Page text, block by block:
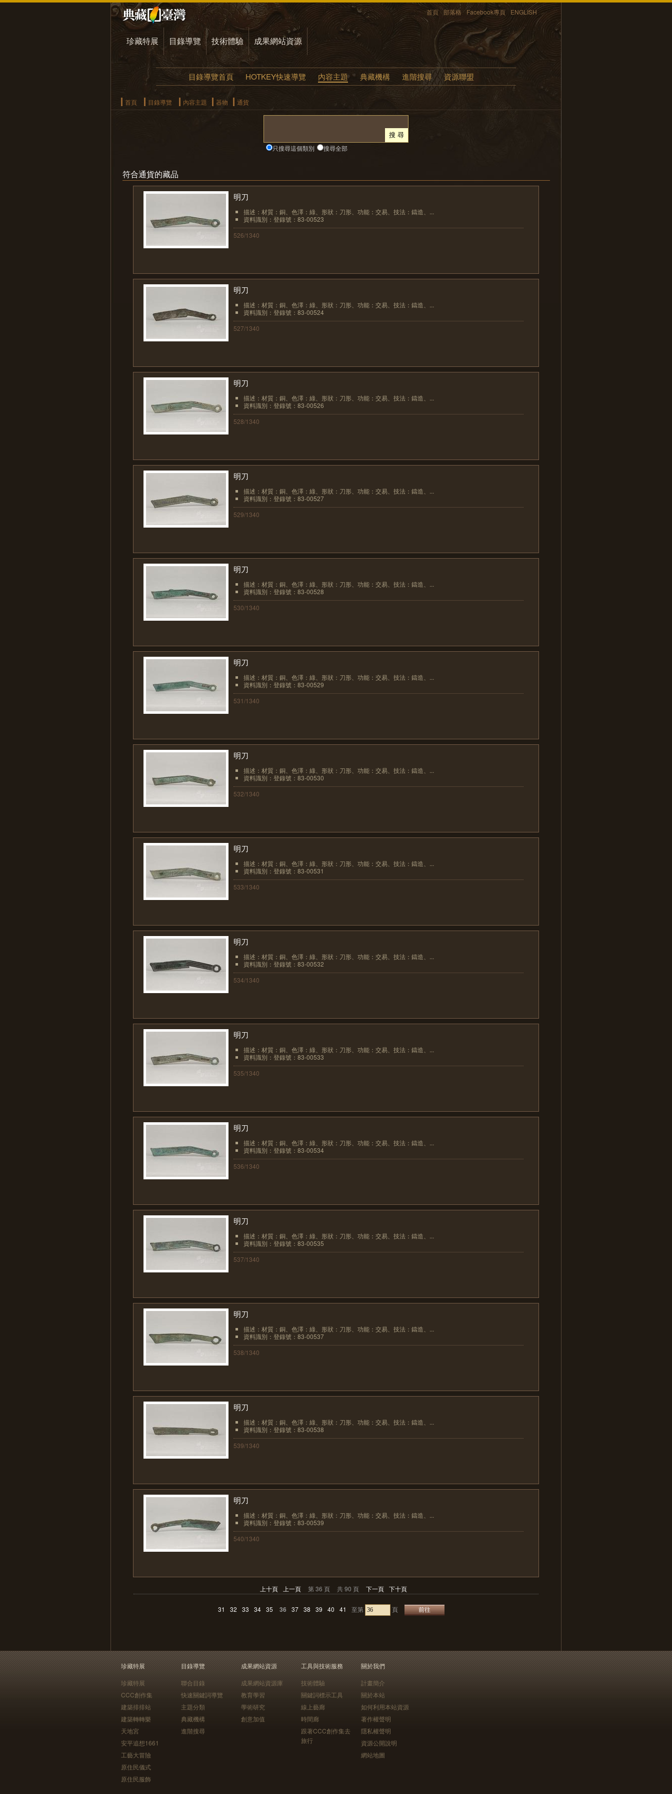
首頁 部落格 Facebook專頁 ENGLISH
珍藏特展 目錄導覽 技術體驗 成果網站資源
目錄導覽首頁 HOTKEY快速導覽 內容主題 典藏機構 進階搜尋 資源聯盟
首頁 目錄導覽 內容主題 器物 通貨
只搜尋這個類別 搜尋全部
符合通貨的藏品
明刀
描述：材質：銅、色澤：綠、形狀：刀形、功能：交易、技法：鑄造、...
資料識別：登錄號：83-00523
526/1340
明刀
描述：材質：銅、色澤：綠、形狀：刀形、功能：交易、技法：鑄造、...
資料識別：登錄號：83-00524
527/1340
明刀
描述：材質：銅、色澤：綠、形狀：刀形、功能：交易、技法：鑄造、...
資料識別：登錄號：83-00526
528/1340
明刀
描述：材質：銅、色澤：綠、形狀：刀形、功能：交易、技法：鑄造、...
資料識別：登錄號：83-00527
529/1340
明刀
描述：材質：銅、色澤：綠、形狀：刀形、功能：交易、技法：鑄造、...
資料識別：登錄號：83-00528
530/1340
明刀
描述：材質：銅、色澤：綠、形狀：刀形、功能：交易、技法：鑄造、...
資料識別：登錄號：83-00529
531/1340
明刀
描述：材質：銅、色澤：綠、形狀：刀形、功能：交易、技法：鑄造、...
資料識別：登錄號：83-00530
532/1340
明刀
描述：材質：銅、色澤：綠、形狀：刀形、功能：交易、技法：鑄造、...
資料識別：登錄號：83-00531
533/1340
明刀
描述：材質：銅、色澤：綠、形狀：刀形、功能：交易、技法：鑄造、...
資料識別：登錄號：83-00532
534/1340
明刀
描述：材質：銅、色澤：綠、形狀：刀形、功能：交易、技法：鑄造、...
資料識別：登錄號：83-00533
535/1340
明刀
描述：材質：銅、色澤：綠、形狀：刀形、功能：交易、技法：鑄造、...
資料識別：登錄號：83-00534
536/1340
明刀
描述：材質：銅、色澤：綠、形狀：刀形、功能：交易、技法：鑄造、...
資料識別：登錄號：83-00535
537/1340
明刀
描述：材質：銅、色澤：綠、形狀：刀形、功能：交易、技法：鑄造、...
資料識別：登錄號：83-00537
538/1340
明刀
描述：材質：銅、色澤：綠、形狀：刀形、功能：交易、技法：鑄造、...
資料識別：登錄號：83-00538
539/1340
明刀
描述：材質：銅、色澤：綠、形狀：刀形、功能：交易、技法：鑄造、...
資料識別：登錄號：83-00539
540/1340
上十頁 上一頁 第 36 頁 共 90 頁 下一頁 下十頁
31 32 33 34 35 36 37 38 39 40 41 至第 頁
珍藏特展
珍藏特展
CCC創作集
建築排排站
建築轉轉樂
天地宮
安平追想1661
工藝大冒險
原住民儀式
原住民服飾
目錄導覽
聯合目錄
快速關鍵詞導覽
主題分類
典藏機構
進階搜尋
成果網站資源
成果網站資源庫
教育學習
學術研究
創意加值
工具與技術服務
技術體驗
關鍵詞標示工具
線上藝廊
時間廊
跟著CCC創作集去
旅行
關於我們
計畫簡介
關於本站
如何利用本站資源
著作權聲明
隱私權聲明
資源公開說明
網站地圖